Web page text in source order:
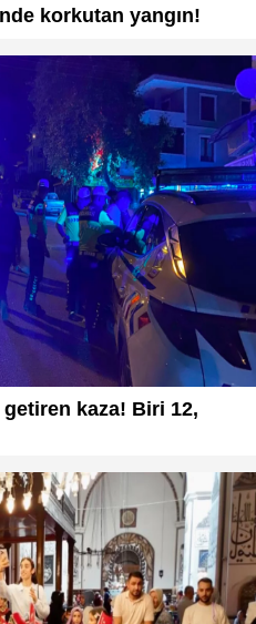
korkutan yangın!
kaza! Biri 12,